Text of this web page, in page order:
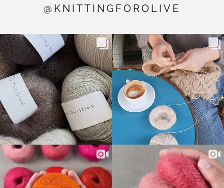
Ebenso schützen RMS-Farmen die Gesundheit des
Wohlergehen, die Arbeitsbedingungen und die
gesundheitliche Sicherheit von Bauern und Arbeitern. Das
vollständige RMS-Dokument von Textile Exchange finden
Siefinden Sie hier
Unsere Seide ist frei von Grausamkeit. Seide wird aus
Seidenfäden hergestellt, die aus den Kokons von
Seidenraupen stammen. Die Kokons bestehen aus einem
einzigen sehr, sehr langen Faden. Bei der konventionellen
Seidenproduktion werden die Kokons gekocht und die
Seidenraupen sterben gelassen. Auf diese Weise kann
der lange, intakte Seidenfaden verwendet werden. Unsere
Seide wird aus Seidenfäden von aufgebrochenen Kokons
@KNITTINGFOROLIVE